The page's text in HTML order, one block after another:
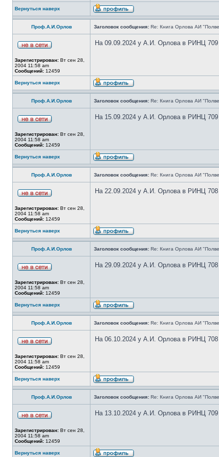
Вернуться наверх
Проф.А.И.Орлов Заголовок сообщения: Re: Книга Орлова АИ
Зарегистрирован: Вт сен 28,
2004 11:58 am
Сообщений: 12459
На 09.09.2024 у А.И. Орлова в РИНЦ 709
Вернуться наверх
Проф.А.И.Орлов Заголовок сообщения: Re: Книга Орлова АИ
Зарегистрирован: Вт сен 28,
2004 11:58 am
Сообщений: 12459
На 15.09.2024 у А.И. Орлова в РИНЦ 709
Вернуться наверх
Проф.А.И.Орлов Заголовок сообщения: Re: Книга Орлова АИ
Зарегистрирован: Вт сен 28,
2004 11:58 am
Сообщений: 12459
На 22.09.2024 у А.И. Орлова в РИНЦ 708
Вернуться наверх
Проф.А.И.Орлов Заголовок сообщения: Re: Книга Орлова АИ
Зарегистрирован: Вт сен 28,
2004 11:58 am
Сообщений: 12459
На 29.09.2024 у А.И. Орлова в РИНЦ 708
Вернуться наверх
Проф.А.И.Орлов Заголовок сообщения: Re: Книга Орлова АИ
Зарегистрирован: Вт сен 28,
2004 11:58 am
Сообщений: 12459
На 06.10.2024 у А.И. Орлова в РИНЦ 708
Вернуться наверх
Проф.А.И.Орлов Заголовок сообщения: Re: Книга Орлова АИ
Зарегистрирован: Вт сен 28,
2004 11:58 am
Сообщений: 12459
На 13.10.2024 у А.И. Орлова в РИНЦ 709
Вернуться наверх